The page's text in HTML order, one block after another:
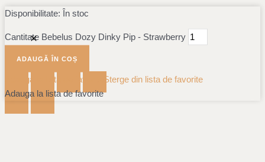
Disponibilitate: În stoc
Cantitate Bebelus Dozy Dinky Pip - Strawberry
ADAUGĂ ÎN COȘ
Adauga la lista de favorite
Sterge din lista de favorite
Adauga la lista de favorite